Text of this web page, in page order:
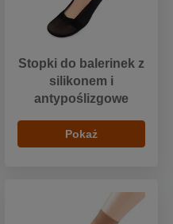
Stopki do balerinek z
silikonem i
antypoślizgowe
Pokaż